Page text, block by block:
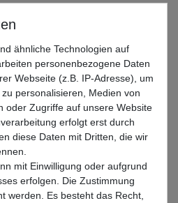
Schnur
ähnliche Technologien auf
personenbezogene Daten
Webseite (z.B. IP-Adresse), um
personalisieren, Medien von
oder Zugriffe auf unsere Website
erfolgt erst durch
diese Daten mit Dritten, die wir
mit Einwilligung oder aufgrund
erfolgen. Die Zustimmung
werden. Es besteht das Recht,